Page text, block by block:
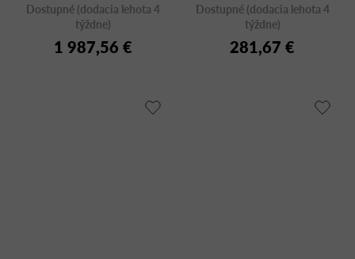
Dostupné (dodacia lehota 4
týždne)
1 987,56 €
Dostupné (dodacia lehota 4
týždne)
281,67 €